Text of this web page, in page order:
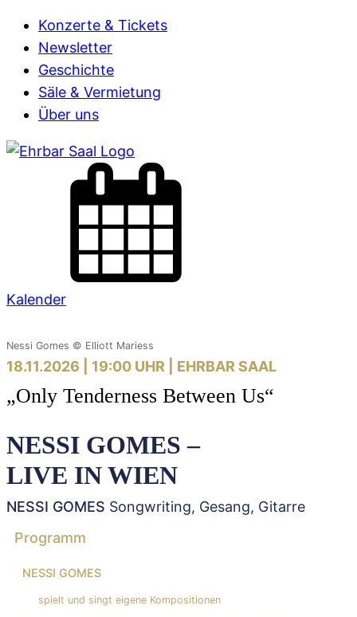
Konzerte & Tickets
Newsletter
Geschichte
Säle & Vermietung
Über uns
Kalender
Nessi Gomes © Elliott Mariess
18.11.2026 | 19:00 UHR | EHRBAR SAAL
„Only Tenderness Between Us“
NESSI GOMES –
LIVE IN WIEN
NESSI GOMES Songwriting, Gesang, Gitarre
Programm
NESSI GOMES
spielt und singt eigene Kompositionen